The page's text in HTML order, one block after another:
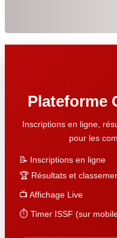
Plateforme
Inscriptions en ligne,
pour les
📝 Inscriptions en ligne
🏆 Résultats et
📺 Affichage Live
⏱️ Timer ISSF (sur